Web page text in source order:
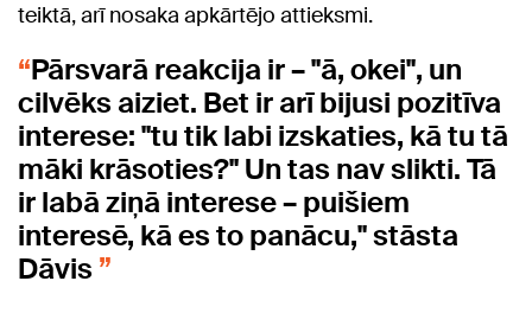
teiktā, arī nosaka apkārtējo attieksmi.
Pārsvarā reakcija ir – "ā, okei", un
cilvēks aiziet. Bet ir arī bijusi pozitīva
interese: "tu tik labi izskaties, kā tu tā
māki krāsoties?" Un tas nav slikti. Tā
ir labā ziņā interese – puišiem
interesē, kā es to panācu," stāsta
Dāvis